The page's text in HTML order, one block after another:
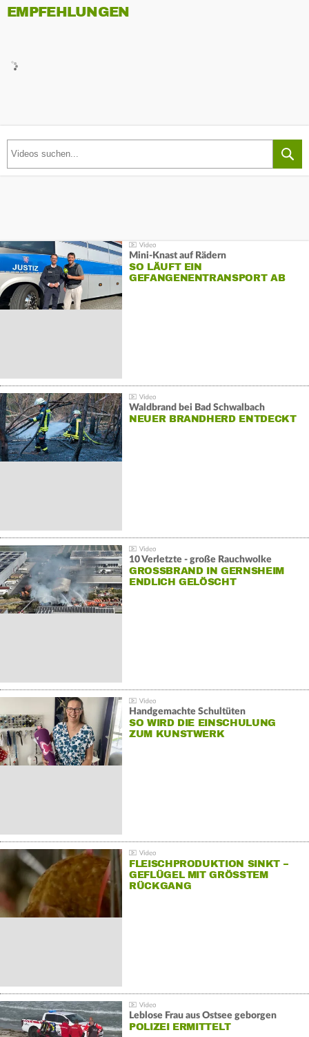
EMPFEHLUNGEN
Mini-Knast auf Rädern
SO LÄUFT EIN
GEFANGENENTRANSPORT AB
Waldbrand bei Bad Schwalbach
NEUER BRANDHERD ENTDECKT
10 Verletzte - große Rauchwolke
GROSSBRAND IN GERNSHEIM E
NDLICH GELÖSCHT
Handgemachte Schultüten
SO WIRD DIE EINSCHULUNG
ZUM KUNSTWERK
FLEISCHPRODUKTION SINKT –
GEFLÜGEL MIT GRÖSSTEM R
ÜCKGANG
Leblose Frau aus Ostsee geborgen
POLIZEI ERMITTELT